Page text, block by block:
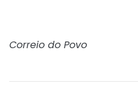
Correio do Povo